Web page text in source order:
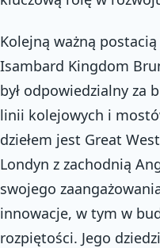
Kolejną ważną
Isambard Kingdom
był odpowiedzialny za
linii kolejowych i
dziełem jest Great
Londyn z zachodnią
swojego
innowacje, w tym w
rozpiętości. Jego